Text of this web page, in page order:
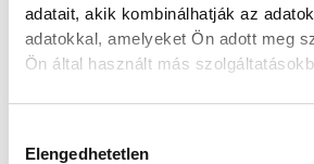
adatait, akik kombinálhatják az
adatokkal, amelyeket Ön adott meg
Ön által használt más
Elengedhetetlen